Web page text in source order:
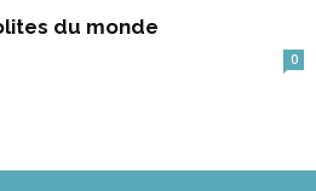
du monde
0